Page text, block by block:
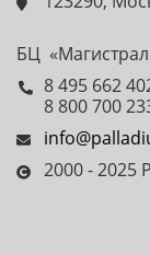
БЦ
8 495 662
8 800 700
2000 - 2025